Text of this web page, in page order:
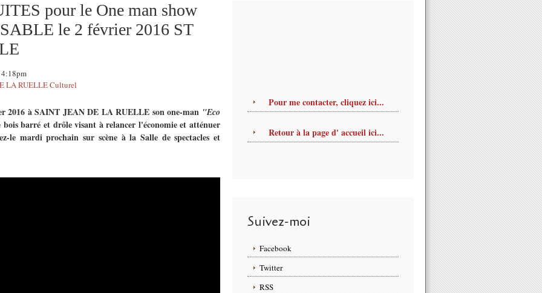
pour le One man show
le 2 février 2016 ST
LA RUELLE Culturel
2016 à SAINT JEAN DE LA RUELLE son one-man "Eco
barré et drôle visant à relancer l'économie et atténuer
le mardi prochain sur scène à la Salle de spectacles et
Pour me contacter, cliquez ici...
Retour à la page d' accueil ici...
Suivez-moi
Facebook
Twitter
RSS